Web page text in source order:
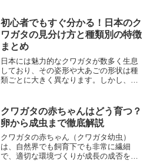
人にも分かりやすく体系的に解説しま
す。さらに、実際の飼育記録を...
初心者でもすぐ分かる！日本のク
ワガタの見分け方と種類別の特徴
まとめ
日本には魅力的なクワガタが数多く生息
しており、その姿形や大あごの形状は種
類ごとに大きく異なります。しかし、い
しい」と感じる初心者も少なくありませ
ん。特に国産の代表的な種...
クワガタの赤ちゃんはどう育つ？
卵から成虫まで徹底解説
クワガタの赤ちゃん（クワガタ幼虫）
は、自然界でも飼育下でも非常に繊細
で、適切な環境づくりが成長の成否を左